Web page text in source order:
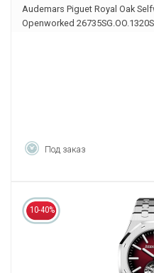
Audemars Piguet Royal Oak
Openworked
Под заказ
10-40%